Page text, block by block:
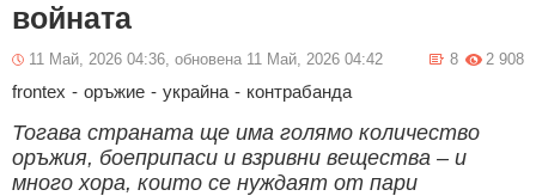
войната
11 Май, 2026 04:36, обновена 11 Май, 2026 04:42 2 908
8
frontex - оръжие - украйна - контрабанда
Тогава страната ще има голямо количество
оръжия, боеприпаси и взривни вещества – и
много хора, които се нуждаят от пари